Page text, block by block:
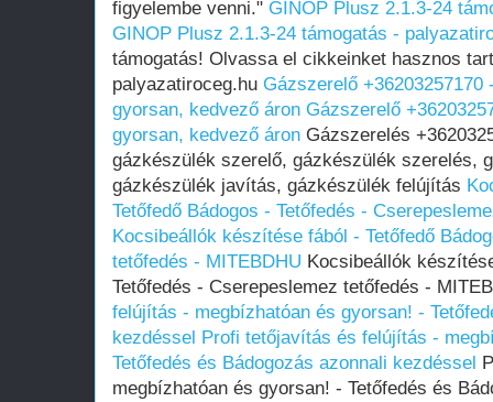
figyelembe venni." GINOP Plusz 2.1.3-24
GINOP Plusz 2.1.3-24 támogatás -
támogatás! Olvassa el cikkeinket hasznos
palyazatiroceg.hu Gázszerelő
gyorsan, kedvező áron Gázszerelő
gyorsan, kedvező áron Gázszerelés
gázkészülék szerelő, gázkészülék szerelés,
gázkészülék javítás, gázkészülék felújítás
Tetőfedő Bádogos - Tetőfedés -
Kocsibeállók készítése fából - Tetőfedő
tetőfedés - MITEBDHU Kocsibeállók
Tetőfedés - Cserepeslemez tetőfedés -
felújítás - megbízhatóan és gyorsan! -
kezdéssel Profi tetőjavítás és felújítás -
Tetőfedés és Bádogozás azonnali kezdéssel
megbízhatóan és gyorsan! - Tetőfedés és